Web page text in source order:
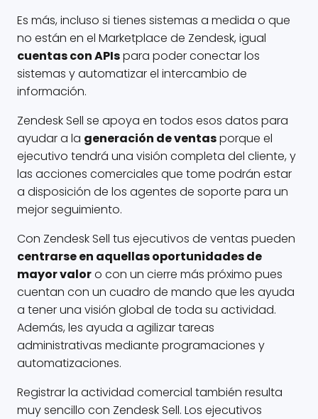
Es más, incluso si tienes sistemas a medida o que
no están en el Marketplace de Zendesk, igual
cuentas con APIspara poder conectar los
sistemas y automatizar el intercambio de
información.
Zendesk Sell se apoya en todos esos datos para
ayudar a la generación de ventasporque el
ejecutivo tendrá una visión completa del cliente, y
las acciones comerciales que tome podrán estar
a disposición de los agentes de soporte para un
mejor seguimiento.
Con Zendesk Sell tus ejecutivos de ventas pueden
centrarse en aquellas oportunidades de
mayor valoro con un cierre más próximo pues
cuentan con un cuadro de mando que les ayuda
a tener una visión global de toda su actividad.
Además, les ayuda a agilizar tareas
administrativas mediante programaciones y
automatizaciones.
Registrar la actividad comercial también resulta
muy sencillo con Zendesk Sell. Los ejecutivos